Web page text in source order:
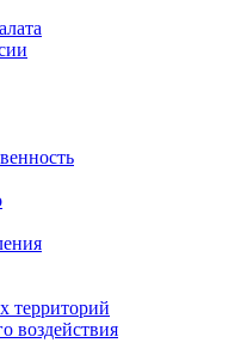
территорий
воздействия